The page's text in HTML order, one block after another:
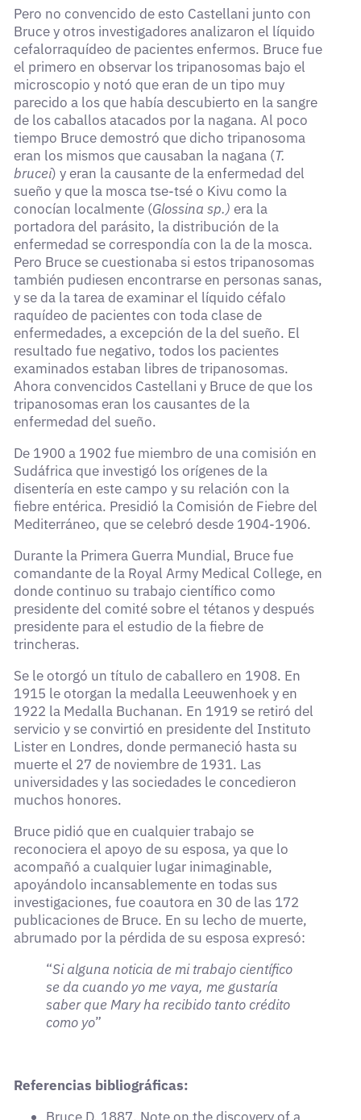
Pero no convencido de esto Castellani junto con
Bruce y otros investigadores analizaron el líquido
cefalorraquídeo de pacientes enfermos. Bruce fue
el primero en observar los tripanosomas bajo el
microscopio y notó que eran de un tipo muy
parecido a los que había descubierto en la sangre
de los caballos atacados por la nagana. Al poco
tiempo Bruce demostró que dicho tripanosoma
eran los mismos que causaban la nagana (T.
brucei) y eran la causante de la enfermedad del
sueño y que la mosca tse-tsé o Kivu como la
conocían localmente (Glossina sp.) era la
portadora del parásito, la distribución de la
enfermedad se correspondía con la de la mosca.
Pero Bruce se cuestionaba si estos tripanosomas
también pudiesen encontrarse en personas sanas,
y se da la tarea de examinar el líquido céfalo
raquídeo de pacientes con toda clase de
enfermedades, a excepción de la del sueño. El
resultado fue negativo, todos los pacientes
examinados estaban libres de tripanosomas.
Ahora convencidos Castellani y Bruce de que los
tripanosomas eran los causantes de la
enfermedad del sueño.
De 1900 a 1902 fue miembro de una comisión en
Sudáfrica que investigó los orígenes de la
disentería en este campo y su relación con la
fiebre entérica. Presidió la Comisión de Fiebre del
Mediterráneo, que se celebró desde 1904-1906.
Durante la Primera Guerra Mundial, Bruce fue
comandante de la Royal Army Medical College, en
donde continuo su trabajo científico como
presidente del comité sobre el tétanos y después
presidente para el estudio de la fiebre de
trincheras.
Se le otorgó un título de caballero en 1908. En
1915 le otorgan la medalla Leeuwenhoek y en
1922 la Medalla Buchanan. En 1919 se retiró del
servicio y se convirtió en presidente del Instituto
Lister en Londres, donde permaneció hasta su
muerte el 27 de noviembre de 1931. Las
universidades y las sociedades le concedieron
muchos honores.
Bruce pidió que en cualquier trabajo se
reconociera el apoyo de su esposa, ya que lo
acompañó a cualquier lugar inimaginable,
apoyándolo incansablemente en todas sus
investigaciones, fue coautora en 30 de las 172
publicaciones de Bruce. En su lecho de muerte,
abrumado por la pérdida de su esposa expresó:
“Si alguna noticia de mi trabajo científico
se da cuando yo me vaya, me gustaría
saber que Mary ha recibido tanto crédito
como yo”
Referencias bibliográficas: